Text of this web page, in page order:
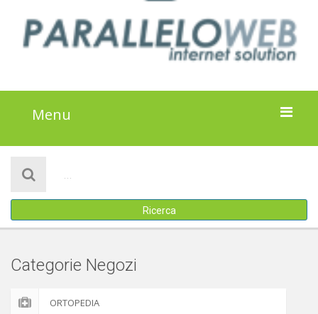
Menu
ATTIVITÀ
IL PROGETTO
Ricerca
Categorie Negozi
ORTOPEDIA